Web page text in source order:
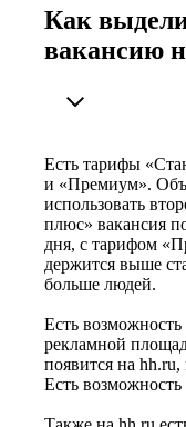
Как
вакансию
Есть тарифы
и «Премиум».
использовать
плюс» вакансия
дня, с тарифом
держится выше
больше людей.
Есть
рекламной
появится на
Есть